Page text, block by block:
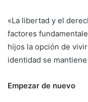
«La libertad y el
factores
hijos la opción de
identidad se
Empezar de nuevo